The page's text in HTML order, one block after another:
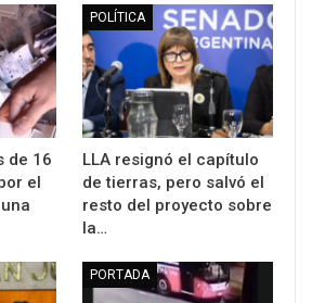
de 16
el
POLÍTICA
LLA resignó el capítulo
de tierras, pero salvó el
resto del proyecto sobre
la…
PORTADA